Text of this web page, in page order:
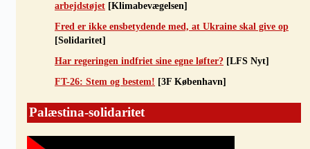
arbejdstøjet [Klimabevægelsen]
Fred er ikke ensbetydende med, at Ukraine skal give op
[Solidaritet]
Har regeringen indfriet sine egne løfter? [LFS Nyt]
FT-26: Stem og bestem! [3F København]
Palæstina-solidaritet